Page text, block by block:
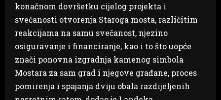
konačnom dovršetku cijelog projekta i
svečanosti otvorenja Staroga mosta, različitim
reakcijama na samu svečanost, njezino
osiguravanje i financiranje, kao i to što uopće
znači ponovna izgradnja kamenog simbola
Mostara za sam grad i njegove građane, proces
pomirenja i spajanja dviju obala razdijeljenih